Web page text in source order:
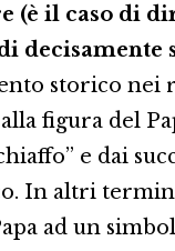
(è il caso di
decisamente
storico nei
figura del
e dai
In altri
ad un